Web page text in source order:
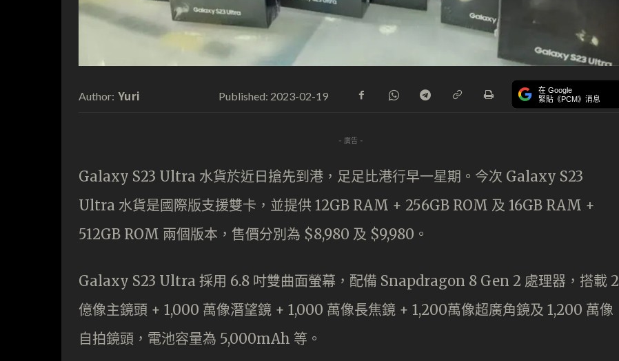
Author: Yuri Published: 2023-02-19 在 Google
緊貼《PCM》消息
- 廣告 -
Galaxy S23 Ultra 水貨於近日搶先到港，足足比港行早一星期。今次 Galaxy S23
Ultra 水貨是國際版支援雙卡，並提供 12GB RAM + 256GB ROM 及 16GB RAM +
512GB ROM 兩個版本，售價分別為 $8,980 及 $9,980。
Galaxy S23 Ultra 採用 6.8 吋雙曲面螢幕，配備 Snapdragon 8 Gen 2 處理器，搭載 2
億像主鏡頭 + 1,000 萬像潛望鏡 + 1,000 萬像長焦鏡 + 1,200萬像超廣角鏡及 1,200 萬像
自拍鏡頭，電池容量為 5,000mAh 等。